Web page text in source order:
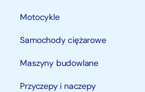
Motocykle
Samochody ciężarowe
Maszyny budowlane
Przyczepy i naczepy